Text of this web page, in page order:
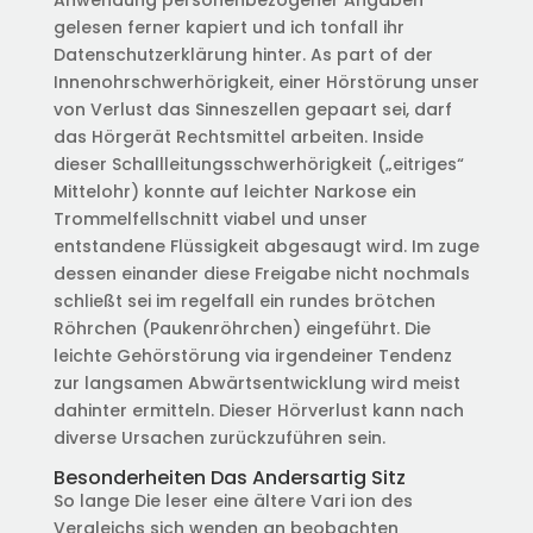
gelesen ferner kapiert und ich tonfall ihr
Datenschutzerklärung hinter. As part of der
Innenohrschwerhörigkeit, einer Hörstörung unser
von Verlust das Sinneszellen gepaart sei, darf
das Hörgerät Rechtsmittel arbeiten. Inside
dieser Schallleitungsschwerhörigkeit („eitriges“
Mittelohr) konnte auf leichter Narkose ein
Trommelfellschnitt viabel und unser
entstandene Flüssigkeit abgesaugt wird. Im zuge
dessen einander diese Freigabe nicht nochmals
schließt sei im regelfall ein rundes brötchen
Röhrchen (Paukenröhrchen) eingeführt. Die
leichte Gehörstörung via irgendeiner Tendenz
zur langsamen Abwärtsentwicklung wird meist
dahinter ermitteln. Dieser Hörverlust kann nach
diverse Ursachen zurückzuführen sein.
Besonderheiten Das Andersartig Sitz
So lange Die leser eine ältere Vari ion des